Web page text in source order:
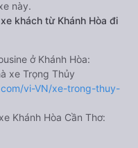
này.
khách từ Khánh Hòa đi
ở Khánh Hòa:
xe Trọng Thủy
vi-VN/xe-trong-thuy-
Khánh Hòa Cần Thơ: